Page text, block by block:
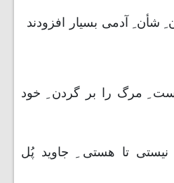
شأن ِ آدمی بسیار افزودند
دست ِ مرگ را بر گردن ِ خود
تا هستی ِ جاوید پُل